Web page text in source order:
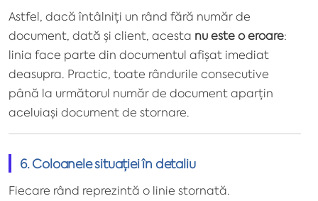
Astfel, dacă întâlniți un rând fără număr de
document, dată și client, acesta nu este o eroare:
linia face parte din documentul afișat imediat
deasupra. Practic, toate rândurile consecutive
până la următorul număr de document aparțin
aceluiași document de stornare.
6. Coloanele situației în detaliu
Fiecare rând reprezintă o linie stornată.